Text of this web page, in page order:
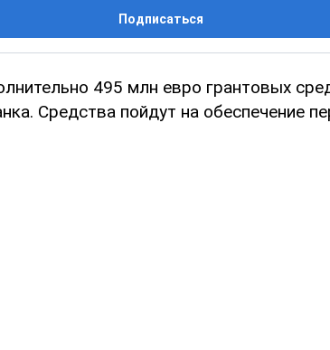
Подписаться
495 млн евро грантовых
Средства пойдут на обеспечение